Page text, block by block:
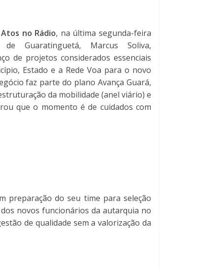
Atos no Rádio, na última segunda-feira
Guaratinguetá, Marcus Soliva,
de projetos considerados essenciais
Estado e a Rede Voa para o novo
faz parte do plano Avança Guará,
da mobilidade (anel viário) e
que o momento é de cuidados com
preparação do seu time para seleção
novos funcionários da autarquia no
de qualidade sem a valorização da